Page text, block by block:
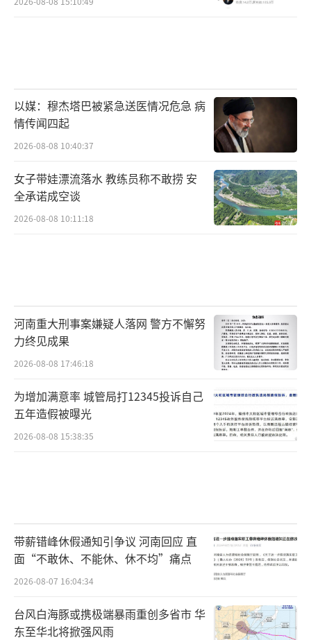
以媒：穆杰塔巴被紧急送医情况危急 病
情传闻四起
2026-08-08 10:40:37
女子带娃漂流落水 教练员称不敢捞 安
全承诺成空谈
2026-08-08 10:11:18
河南重大刑事案嫌疑人落网 警方不懈努
力终见成果
2026-08-08 17:46:18
为增加满意率 城管局打12345投诉自己
五年造假被曝光
2026-08-08 15:38:35
带薪错峰休假通知引争议 河南回应 直
面“不敢休、不能休、休不均”痛点
2026-08-07 16:04:34
台风白海豚或携极端暴雨重创多省市 华
东至华北将掀强风雨